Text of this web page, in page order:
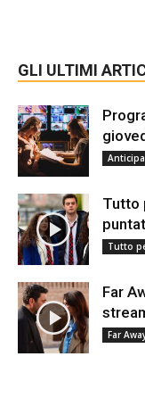
GLI ULTIMI
Tutto
Tutto
Far
Far